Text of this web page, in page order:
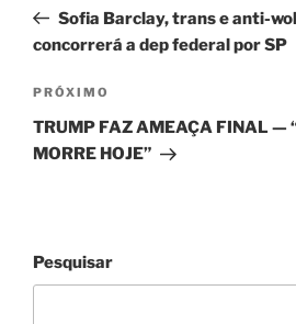
Post
anterior
Sofia Barclay, trans e anti-
concorrerá a dep federal por SP
Próximo
post
PRÓXIMO
TRUMP FAZ AMEAÇA FINAL —
MORRE HOJE”
Pesquisar